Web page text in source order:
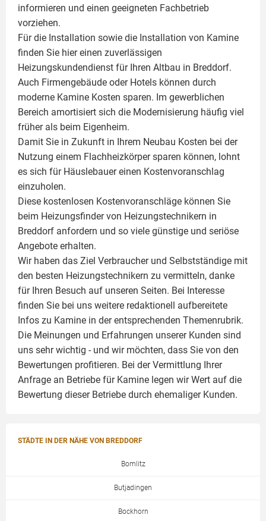
informieren und einen geeigneten Fachbetrieb
vorziehen.
Für die Installation sowie die Installation von Kamine
finden Sie hier einen zuverlässigen
Heizungskundendienst für Ihren Altbau in Breddorf.
Auch Firmengebäude oder Hotels können durch
moderne Kamine Kosten sparen. Im gewerblichen
Bereich amortisiert sich die Modernisierung häufig viel
früher als beim Eigenheim.
Damit Sie in Zukunft in Ihrem Neubau Kosten bei der
Nutzung einem Flachheizkörpersparen können, lohnt
es sich für Häuslebauer einen Kostenvoranschlag
einzuholen.
Diese kostenlosen Kostenvoranschläge können Sie
beim Heizungsfinder von Heizungstechnikern in
Breddorf anfordern und so viele günstige und seriöse
Angebote erhalten.
Wir haben das Ziel Verbraucher und Selbstständige mit
den besten Heizungstechnikern zu vermitteln, danke
für Ihren Besuch auf unseren Seiten. Bei Interesse
finden Sie bei uns weitere redaktionell aufbereitete
Infos zu Kamine in der entsprechenden Themenrubrik.
Die Meinungen und Erfahrungen unserer Kunden sind
uns sehr wichtig - und wir möchten, dass Sie von den
Bewertungen profitieren. Bei der Vermittlung Ihrer
Anfrage an Betriebe für Kamine legen wir Wert auf die
Bewertung dieser Betriebe durch ehemaliger Kunden.
STÄDTE IN DER NÄHE VON BREDDORF
Bomlitz
Butjadingen
Bockhorn